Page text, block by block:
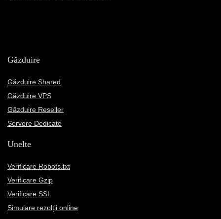
Găzduire
Găzduire Shared
Găzduire VPS
Găzduire Reseller
Servere Dedicate
Unelte
Verificare Robots.txt
Verificare Gzip
Verificare SSL
Simulare rezolții online